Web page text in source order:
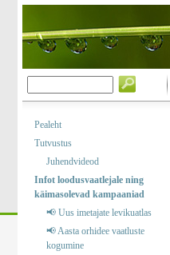
Pealeht
Tutvustus
Juhendvideod
Infot loodusvaatlejale ning
käimasolevad kampaaniad
📢 Uus imetajate levikuatlas
📢 Aasta orhidee vaatluste
kogumine